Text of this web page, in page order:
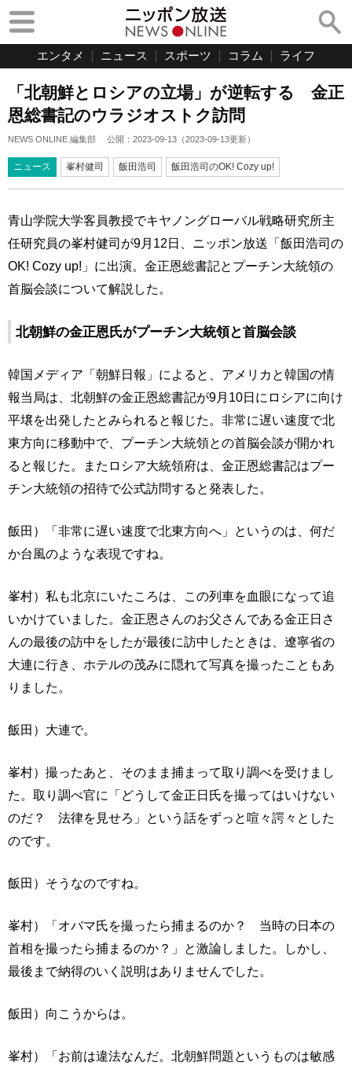
エンタメ ニュース スポーツ コラム ライフ
「北朝鮮とロシアの立場」が逆転する 金正
恩総書記のウラジオストク訪問
NEWS ONLINE 編集部 公開： 2023-09-13 （2023-09-13更新）
ニュース 峯村健司 飯田浩司 飯田浩司のOK! Cozy up!
青山学院大学客員教授でキヤノングローバル戦略研究所主
任研究員の峯村健司が9月12日、ニッポン放送「飯田浩司の
OK! Cozy up!」に出演。金正恩総書記とプーチン大統領の
首脳会談について解説した。
北朝鮮の金正恩氏がプーチン大統領と首脳会談
韓国メディア「朝鮮日報」によると、アメリカと韓国の情
報当局は、北朝鮮の金正恩総書記が9月10日にロシアに向け
平壌を出発したとみられると報じた。非常に遅い速度で北
東方向に移動中で、プーチン大統領との首脳会談が開かれ
ると報じた。またロシア大統領府は、金正恩総書記はプー
チン大統領の招待で公式訪問すると発表した。
飯田）「非常に遅い速度で北東方向へ」というのは、何だ
か台風のような表現ですね。
峯村）私も北京にいたころは、この列車を血眼になって追
いかけていました。金正恩さんのお父さんである金正日さ
んの最後の訪中をしたが最後に訪中したときは、遼寧省の
大連に行き、ホテルの茂みに隠れて写真を撮ったこともあ
りました。
飯田）大連で。
峯村）撮ったあと、そのまま捕まって取り調べを受けまし
た。取り調べ官に「どうして金正日氏を撮ってはいけない
のだ？ 法律を見せろ」という話をずっと喧々諤々とした
のです。
飯田）そうなのですね。
峯村）「オバマ氏を撮ったら捕まるのか？ 当時の日本の
首相を撮ったら捕まるのか？」と激論しました。しかし、
最後まで納得のいく説明はありませんでした。
飯田）向こうからは。
峯村）「お前は違法なんだ。北朝鮮問題というものは敏感